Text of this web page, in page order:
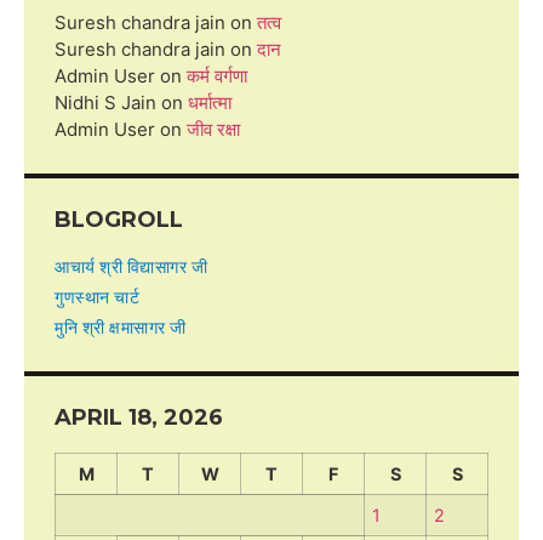
Suresh chandra jain onतत्व
Suresh chandra jain onदान
Admin User onकर्म वर्गणा
Nidhi S Jain on धर्मात्मा
Admin User onजीव रक्षा
BLOGROLL
आचार्य श्री विद्यासागर जी
गुणस्थान चार्ट
मुनि श्री क्षमासागर जी
APRIL 18, 2026
M T W T F S
S
1
2